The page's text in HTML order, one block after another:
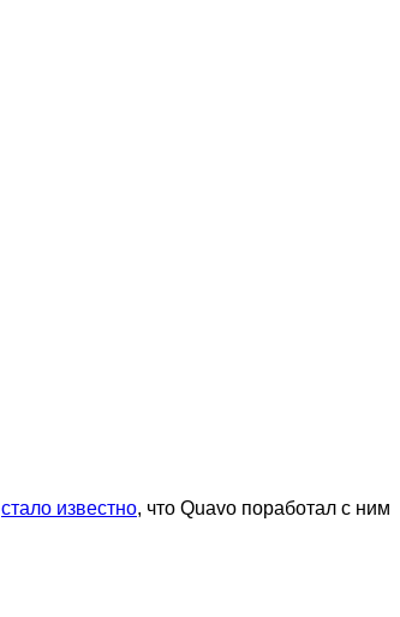
стало известно, что Quavo поработал с ним